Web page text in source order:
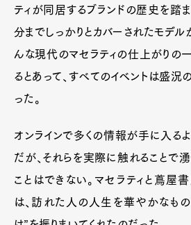
ティが同居するブランドの歴史を踏
分までしっかりとカバーされたモデル
んな現代のマセラティの仕上がりの
るとあって、すべてのイベントは盛況
った。
オンラインで多くの情報が手に入る
だが、それらを実際に触れることで
ことはできない。マセラティと蔦屋
は、訪れた人の人生を華やかなもの